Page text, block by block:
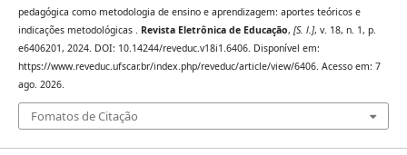
pedagógica como metodologia de ensino e aprendizagem: aportes teóricos e
indicações metodológicas . Revista Eletrônica de Educação, [S. l.], v. 18, n. 1, p.
e6406201, 2024. DOI: 10.14244/reveduc.v18i1.6406. Disponível em:
https://www.reveduc.ufscar.br/index.php/reveduc/article/view/6406. Acesso em: 7
ago. 2026.
Fomatos de Citação